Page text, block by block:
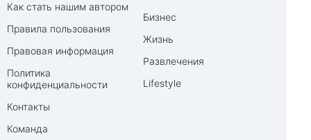
Как стать нашим автором
Правила пользования
Правовая информация
Политика
конфиденциальности
Контакты
Команда
Бизнес
Жизнь
Развлечения
Lifestyle